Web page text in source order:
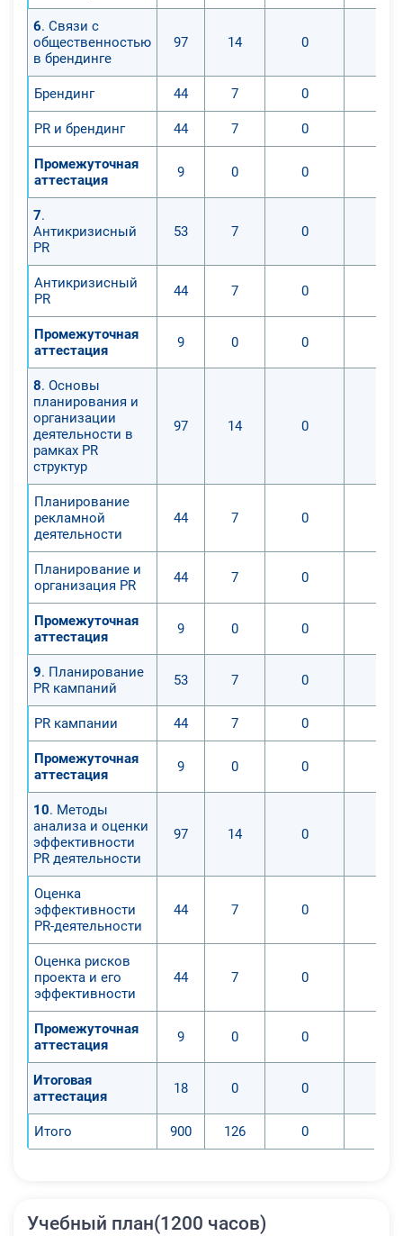
6. Связи с
общественностью
в брендинге
97 14 0
Брендинг 44 7 0
PR и брендинг 44 7 0
Промежуточная
аттестация
9 0 0
7.
Антикризисный
PR
53 7 0
Антикризисный
PR
44 7 0
Промежуточная
аттестация
9 0 0
8. Основы
планирования и
организации
деятельности в
рамках PR
структур
97 14 0
Планирование
рекламной
деятельности
44 7 0
Планирование и
организация PR
44 7 0
Промежуточная
аттестация
9 0 0
9. Планирование
PR кампаний
53 7 0
PR кампании 44 7 0
Промежуточная
аттестация
9 0 0
10. Методы
анализа и оценки
эффективности
PR деятельности
97 14 0
Оценка
эффективности
PR-деятельности
44 7 0
Оценка рисков
проекта и его
эффективности
44 7 0
Промежуточная
аттестация
9 0 0
Итоговая
аттестация
18 0 0
Итого 900 126 0
Учебный план(1200 часов)